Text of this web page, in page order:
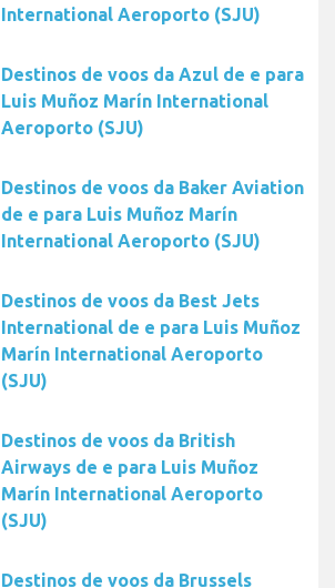
International Aeroporto (SJU)
Destinos de voos da Azul de e para
Luis Muñoz Marín International
Aeroporto (SJU)
Destinos de voos da Baker Aviation
de e para Luis Muñoz Marín
International Aeroporto (SJU)
Destinos de voos da Best Jets
International de e para Luis Muñoz
Marín International Aeroporto
(SJU)
Destinos de voos da British
Airways de e para Luis Muñoz
Marín International Aeroporto
(SJU)
Destinos de voos da Brussels